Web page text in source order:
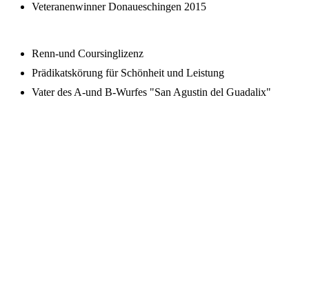
Veteranenwinner Donaueschingen 2015
Renn-und Coursinglizenz
Prädikatskörung für Schönheit und Leistung
Vater des A-und B-Wurfes "San Agustin del Guadalix"